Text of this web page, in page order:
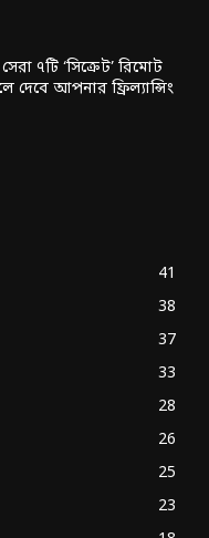
৭টি ‘সিক্রেট’ রিমোট
দেবে আপনার ফ্রিল্যান্সিং
41
38
37
33
28
26
25
23